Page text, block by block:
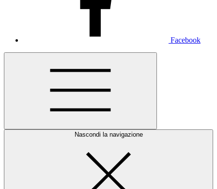
Facebook
Nascondi la navigazione